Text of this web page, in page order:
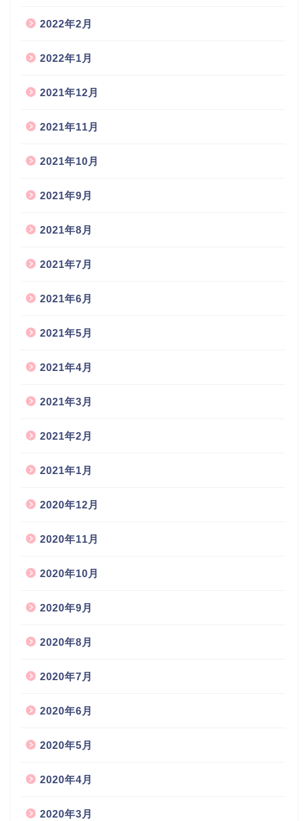
2022年2月
2022年1月
2021年12月
2021年11月
2021年10月
2021年9月
2021年8月
2021年7月
2021年6月
2021年5月
2021年4月
2021年3月
2021年2月
2021年1月
2020年12月
2020年11月
2020年10月
2020年9月
2020年8月
2020年7月
2020年6月
2020年5月
2020年4月
2020年3月